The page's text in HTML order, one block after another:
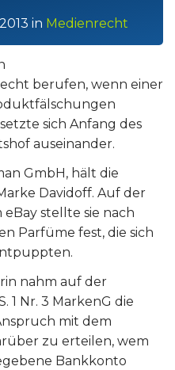
in Medienrecht
berufen, wenn einer
sich Anfang des
auseinander.
GmbH, hält die
Davidoff. Auf der
stellte sie nach
Parfüme fest, die sich
nahm auf der
1 Nr. 3 MarkenG die
mit dem
zu erteilen, wem
Bankkonto